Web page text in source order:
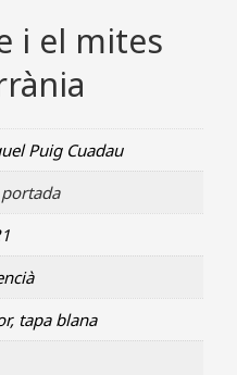
i el mites
Puig Cuadau
portada
tapa blana